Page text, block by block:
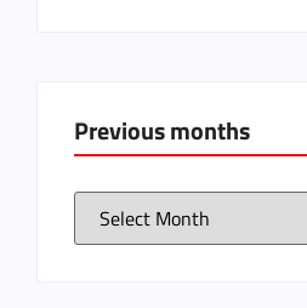
Previous months